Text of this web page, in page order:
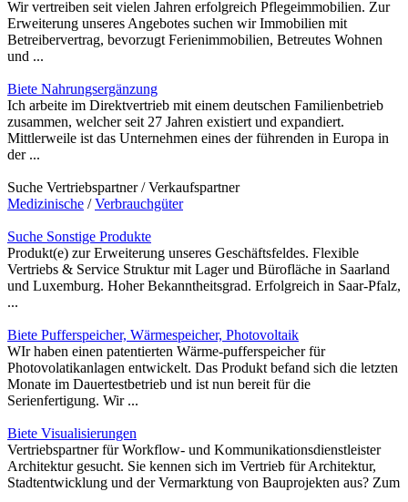
Wir vertreiben seit vielen Jahren erfolgreich Pflegeimmobilien. Zur
Erweiterung unseres Angebotes suchen wir Immobilien mit
Betreibervertrag, bevorzugt Ferienimmobilien, Betreutes Wohnen
und ...
Biete Nahrungsergänzung
Ich arbeite im Direktvertrieb mit einem deutschen Familienbetrieb
zusammen, welcher seit 27 Jahren existiert und expandiert.
Mittlerweile ist das Unternehmen eines der führenden in Europa in
der ...
Suche Vertriebspartner / Verkaufspartner
Medizinische /Verbrauchgüter
Suche Sonstige Produkte
Produkt(e) zur Erweiterung unseres Geschäftsfeldes. Flexible
Vertriebs & Service Struktur mit Lager und Bürofläche in Saarland
und Luxemburg. Hoher Bekanntheitsgrad. Erfolgreich in Saar-Pfalz,
...
Biete Pufferspeicher, Wärmespeicher, Photovoltaik
WIr haben einen patentierten Wärme-pufferspeicher für
Photovolatikanlagen entwickelt. Das Produkt befand sich die letzten
Monate im Dauertestbetrieb und ist nun bereit für die
Serienfertigung. Wir ...
Biete Visualisierungen
Vertriebspartner für Workflow- und Kommunikationsdienstleister
Architektur gesucht. Sie kennen sich im Vertrieb für Architektur,
Stadtentwicklung und der Vermarktung von Bauprojekten aus? Zum